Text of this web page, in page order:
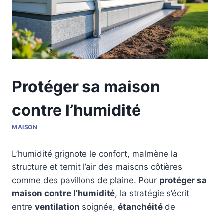
Protéger sa maison
contre l’humidité
MAISON
L’humidité grignote le confort, malmène la
structure et ternit l’air des maisons côtières
comme des pavillons de plaine. Pour protéger sa
maison contre l’humidité, la stratégie s’écrit
entre ventilation soignée, étanchéité de